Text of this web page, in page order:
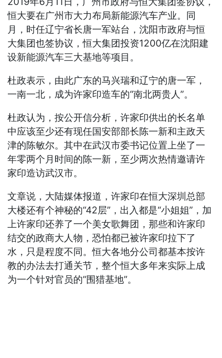
恒大要在广州市大力布局新能源汽车产业。同
月，时任辽宁省长唐一军站台，沈阳市政府与恒
大集团也签协议，恒大集团投资1200亿在沈阳建
设新能源汽车三大基地等项目。
杜政表示，由此广东的马兴瑞和辽宁的唐一军，
一南一北，成为许家印造车的“南北两贵人”。
杜政认为，按公开信分析，许家印供出的长名单
中应该至少还有现任国安部部长陈一新和主政天
津的陈敏尔。其中在武汉市委书记位置上坐了一
年零两个月时间的陈一新，至少两次热情邀请许
家印造访武汉市。
文章说，大陆媒体报道，许家印在恒大深圳总部
大楼还有个神秘的“42层”，出入都是“小姐姐”，加
上许家印还养了一个美女歌舞团，那些和许家印
结交的政商大人物，恐怕都已被许家印拉下了
水，只是程度不同。恒大各地分公司都基本按许
教的办法去打通关节，整个恒大多年来实际上成
为一个针对官员的“围猎基地”。